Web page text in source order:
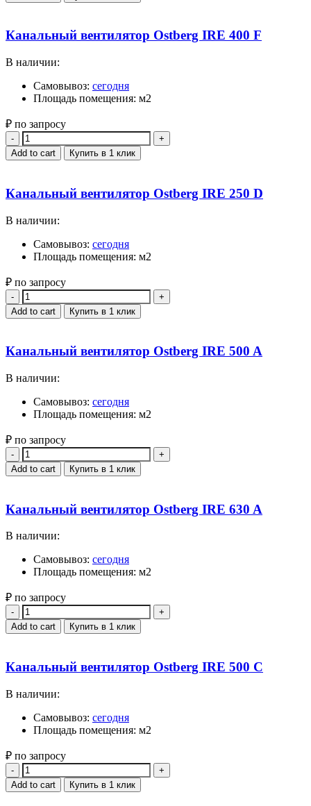
Канальный вентилятор Ostberg IRE 400 F
В наличии:
Самовывоз: сегодня
Площадь помещения: м2
₽ по запросу
Quantity
Add to cart Купить в 1 клик
Канальный вентилятор Ostberg IRE 250 D
В наличии:
Самовывоз: сегодня
Площадь помещения: м2
₽ по запросу
Quantity
Add to cart Купить в 1 клик
Канальный вентилятор Ostberg IRE 500 A
В наличии:
Самовывоз: сегодня
Площадь помещения: м2
₽ по запросу
Quantity
Add to cart Купить в 1 клик
Канальный вентилятор Ostberg IRE 630 A
В наличии:
Самовывоз: сегодня
Площадь помещения: м2
₽ по запросу
Quantity
Add to cart Купить в 1 клик
Канальный вентилятор Ostberg IRE 500 C
В наличии:
Самовывоз: сегодня
Площадь помещения: м2
₽ по запросу
Quantity
Add to cart Купить в 1 клик